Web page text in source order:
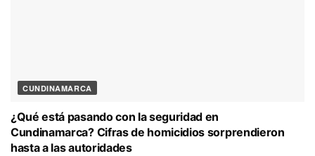
CUNDINAMARCA
¿Qué está pasando con la seguridad en
Cundinamarca? Cifras de homicidios sorprendieron
hasta a las autoridades